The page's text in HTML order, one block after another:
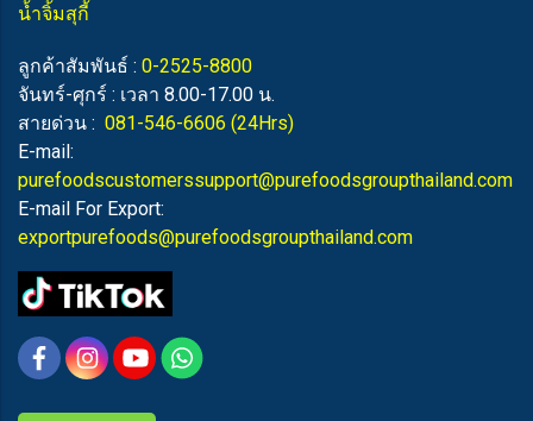
น้ำจิ้มสุกี้
ลูกค้าสัมพันธ์ : 0-2525-8800
จันทร์-ศุกร์ : เวลา 8.00-17.00 น.
สายด่วน : 081-546-6606 (24Hrs)
E-mail:
purefoodscustomerssupport@purefoodsgroupthailand.com
E-mail For Export:
exportpurefoods@purefoodsgroupthailand.com